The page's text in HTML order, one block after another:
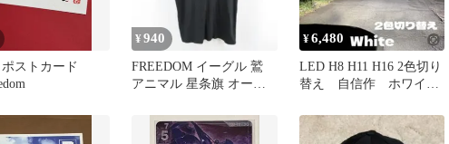
ストカード
¥940
FREEDOM イーグル 鷲
アニマル 星条旗 オーバ
¥6,480
LED H8 H11 H16 2色切り
替え 自信作 ホワイ